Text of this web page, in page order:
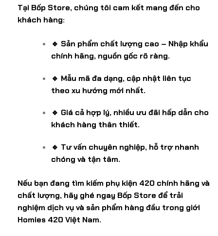
Tại Bốp Store, chúng tôi cam kết mang đến cho
khách hàng:
🔹 Sản phẩm chất lượng cao – Nhập khẩu
chính hãng, nguồn gốc rõ ràng.
🔹 Mẫu mã đa dạng, cập nhật liên tục
theo xu hướng mới nhất.
🔹 Giá cả hợp lý, nhiều ưu đãi hấp dẫn cho
khách hàng thân thiết.
🔹 Tư vấn chuyên nghiệp, hỗ trợ nhanh
chóng và tận tâm.
Nếu bạn đang tìm kiếm phụ kiện 420 chính hãng và
chất lượng, hãy ghé ngay Bốp Store để trải
nghiệm dịch vụ và sản phẩm hàng đầu trong giới
Homies 420 Việt Nam.